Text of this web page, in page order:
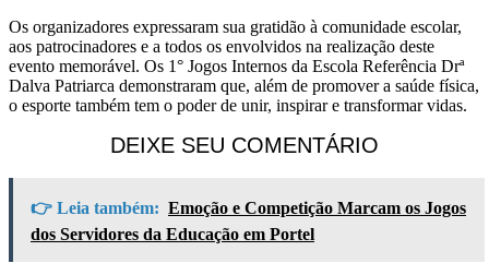
Os organizadores expressaram sua gratidão à comunidade escolar,
aos patrocinadores e a todos os envolvidos na realização deste
evento memorável. Os 1° Jogos Internos da Escola Referência Drª
Dalva Patriarca demonstraram que, além de promover a saúde física,
o esporte também tem o poder de unir, inspirar e transformar vidas.
DEIXE SEU COMENTÁRIO
👉 Leia também: Emoção e Competição Marcam os Jogos
dos Servidores da Educação em Portel